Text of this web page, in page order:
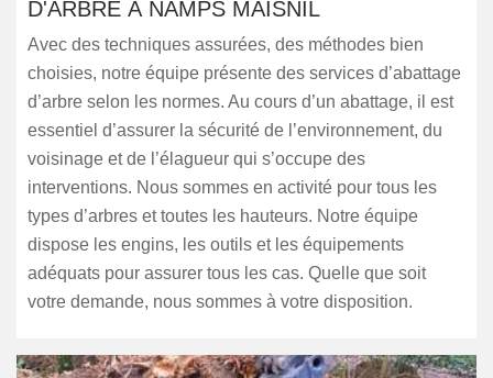
D'ARBRE À NAMPS MAISNIL
Avec des techniques assurées, des méthodes bien
choisies, notre équipe présente des services d’abattage
d’arbre selon les normes. Au cours d’un abattage, il est
essentiel d’assurer la sécurité de l’environnement, du
voisinage et de l’élagueur qui s’occupe des
interventions. Nous sommes en activité pour tous les
types d’arbres et toutes les hauteurs. Notre équipe
dispose les engins, les outils et les équipements
adéquats pour assurer tous les cas. Quelle que soit
votre demande, nous sommes à votre disposition.